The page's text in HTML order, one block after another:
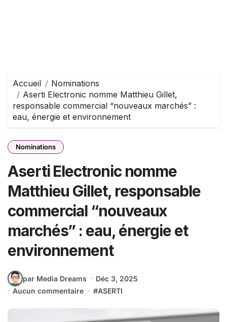
Accueil
Nominations
Aserti Electronic nomme Matthieu Gillet,
responsable commercial “nouveaux marchés” :
eau, énergie et environnement
Nominations
Aserti Electronic nomme
Matthieu Gillet, responsable
commercial “nouveaux
marchés” : eau, énergie et
environnement
par Media Dreams
Déc 3, 2025
Aucun commentaire
#ASERTI